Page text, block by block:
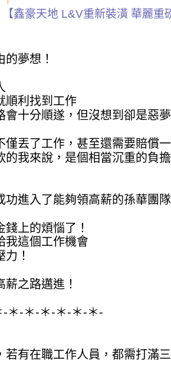
【鑫豪天地 L&V重新裝潢 華麗
夢想！
順利找到工作
會十分順遂，但沒想到卻是惡
僅丟了工作，甚至還需要賠償
的我來說，是個相當沉重的負擔
進入了能夠領高薪的孫華團隊
上的煩惱了！
我這個工作機會
！
之路邁進！
＊-＊-＊-＊-＊-＊-
若有在職工作人員，都需打滿